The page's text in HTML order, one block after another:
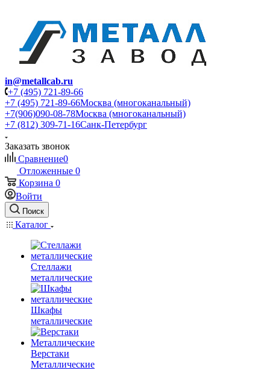
in@metallcab.ru
+7 (495) 721-89-66
+7 (495) 721-89-66Москва (многоканальный)
+7(906)090-08-78Москва (многоканальный)
+7 (812) 309-71-16Санк-Петербург
Заказать звонок
Сравнение0
Отложенные 0
Корзина 0
Войти
Поиск
Каталог
Стеллажи
металлические
Шкафы
металлические
Верстаки
Металлические